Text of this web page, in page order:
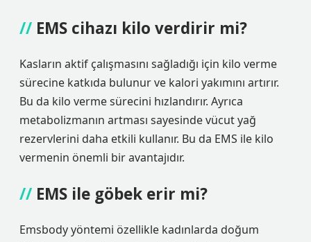
EMS cihazı kilo verdirir mi?
Kasların aktif çalışmasını sağladığı için kilo verme
sürecine katkıda bulunur ve kalori yakımını artırır.
Bu da kilo verme sürecini hızlandırır. Ayrıca
metabolizmanın artması sayesinde vücut yağ
rezervlerini daha etkili kullanır. Bu da EMS ile kilo
vermenin önemli bir avantajıdır.
EMS ile göbek erir mi?
Emsbody yöntemi özellikle kadınlarda doğum